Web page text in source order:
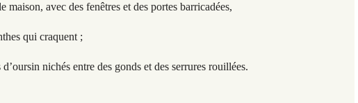
maison, avec des fenêtres et des portes barricadées,
qui craquent ;
d’oursin nichés entre des gonds et des serrures rouillées.